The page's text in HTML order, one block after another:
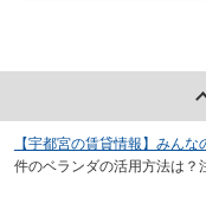
【宇都宮の賃貸情報】みん
件のベランダの活用方法は？